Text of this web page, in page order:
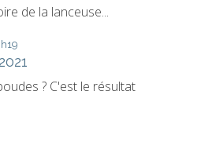
de la lanceuse...
? C'est le résultat